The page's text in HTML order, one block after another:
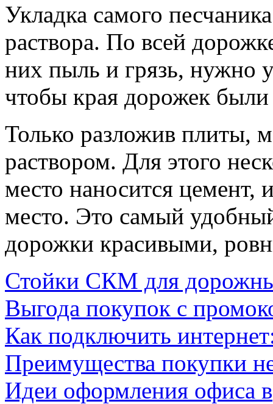
Укладка самого
раствора. По всей
них пыль и грязь, нужно
чтобы края дорожек
Только разложив плиты,
раствором. Для этого
место наносится цемент,
место. Это самый
дорожки красивыми,
Стойки СКМ для
Выгода покупок с
Как подключить
Преимущества покупки
Идеи оформления офиса в